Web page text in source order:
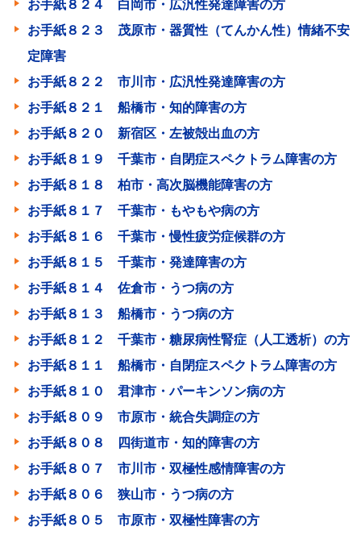
お手紙８２４ 白岡市・広汎性発達障害の方
お手紙８２３ 茂原市・器質性（てんかん性）情緒不安
定障害
お手紙８２２ 市川市・広汎性発達障害の方
お手紙８２１ 船橋市・知的障害の方
お手紙８２０ 新宿区・左被殻出血の方
お手紙８１９ 千葉市・自閉症スペクトラム障害の方
お手紙８１８ 柏市・高次脳機能障害の方
お手紙８１７ 千葉市・もやもや病の方
お手紙８１６ 千葉市・慢性疲労症候群の方
お手紙８１５ 千葉市・発達障害の方
お手紙８１４ 佐倉市・うつ病の方
お手紙８１３ 船橋市・うつ病の方
お手紙８１２ 千葉市・糖尿病性腎症（人工透析）の方
お手紙８１１ 船橋市・自閉症スペクトラム障害の方
お手紙８１０ 君津市・パーキンソン病の方
お手紙８０９ 市原市・統合失調症の方
お手紙８０８ 四街道市・知的障害の方
お手紙８０７ 市川市・双極性感情障害の方
お手紙８０６ 狭山市・うつ病の方
お手紙８０５ 市原市・双極性障害の方